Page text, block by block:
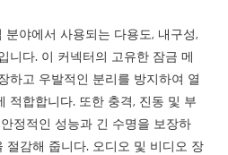
야에서 사용되는 다용도, 내구성,
니다. 이 커넥터의 고유한 잠금 메
하고 우발적인 분리를 방지하여 열
적합합니다. 또한 충격, 진동 및 부
정적인 성능과 긴 수명을 보장하
절감해 줍니다. 오디오 및 비디오 장